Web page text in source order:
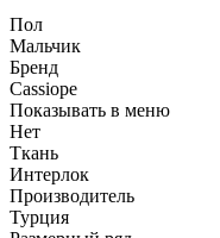
Пол
Мальчик
Бренд
Cassiope
Показывать в меню
Нет
Ткань
Интерлок
Производитель
Турция